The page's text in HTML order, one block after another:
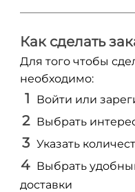
Как сделать
Для того чтобы
необходимо:
Войти или
Выбрать
Указать
Выбрать
доставки